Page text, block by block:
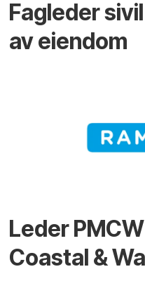
Fagleder
av eiendom
Leder
Coastal &